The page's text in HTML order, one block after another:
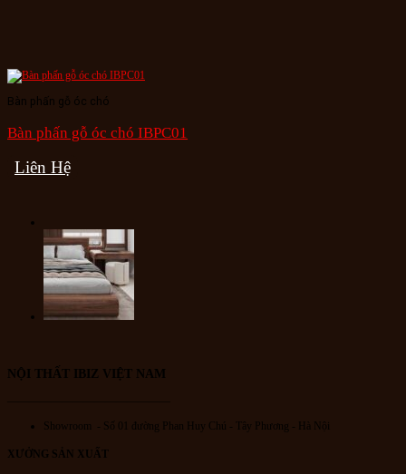
Bàn phấn gỗ óc chó
Bàn phấn gỗ óc chó IBPC01
Liên Hệ
NỘI THẤT IBIZ VIỆT NAM
Showroom - Số 01 đường Phan Huy Chú - Tây Phương - Hà Nội
XƯỞNG SẢN XUẤT